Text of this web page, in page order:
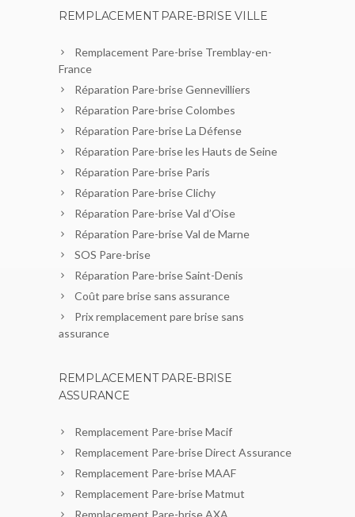
REMPLACEMENT PARE-BRISE VILLE
Remplacement Pare-brise Tremblay-en-
France
Réparation Pare-brise Gennevilliers
Réparation Pare-brise Colombes
Réparation Pare-brise La Défense
Réparation Pare-brise les Hauts de Seine
Réparation Pare-brise Paris
Réparation Pare-brise Clichy
Réparation Pare-brise Val d’Oise
Réparation Pare-brise Val de Marne
SOS Pare-brise
Réparation Pare-brise Saint-Denis
Coût pare brise sans assurance
Prix remplacement pare brise sans
assurance
REMPLACEMENT PARE-BRISE
ASSURANCE
Remplacement Pare-brise Macif
Remplacement Pare-brise Direct Assurance
Remplacement Pare-brise MAAF
Remplacement Pare-brise Matmut
Remplacement Pare-brise AXA